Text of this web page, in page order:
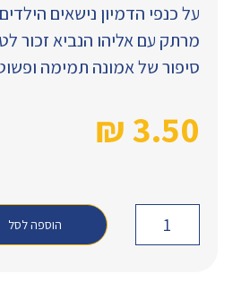
על כנפי הדמיון נישאים
מרתק עם אליהו הנביא זכור
סיפור של אמונה תמימה
₪3.50
הוספה לסל